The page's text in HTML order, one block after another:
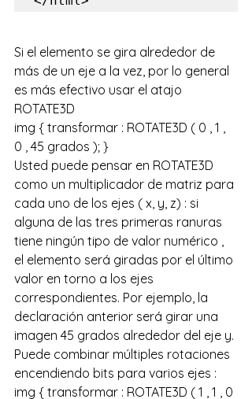
Si el elemento se gira alrededor de
más de un eje a la vez, por lo general
es más efectivo usar el atajo
ROTATE3D
img { transformar : ROTATE3D ( 0 , 1 ,
0 , 45 grados ); }
Usted puede pensar en ROTATE3D
como un multiplicador de matriz para
cada uno de los ejes ( x, y, z) : si
alguna de las tres primeras ranuras
tiene ningún tipo de valor numérico ,
el elemento será giradas por el último
valor en torno a los ejes
correspondientes. Por ejemplo, la
declaración anterior será girar una
imagen 45 grados alrededor del eje y.
Puede combinar múltiples rotaciones
encendiendo bits para varios ejes :
img { transformar : ROTATE3D ( 1 , 1 , 0